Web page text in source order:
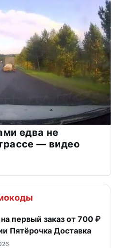
едва не
— видео
первый заказ от 700 ₽
Пятёрочка Доставка